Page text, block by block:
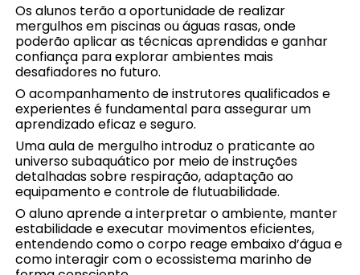
Os alunos terão a oportunidade de realizar
mergulhos em piscinas ou águas rasas, onde
poderão aplicar as técnicas aprendidas e ganhar
confiança para explorar ambientes mais
desafiadores no futuro.
O acompanhamento de instrutores qualificados e
experientes é fundamental para assegurar um
aprendizado eficaz e seguro.
Uma aula de mergulho introduz o praticante ao
universo subaquático por meio de instruções
detalhadas sobre respiração, adaptação ao
equipamento e controle de flutuabilidade.
O aluno aprende a interpretar o ambiente, manter
estabilidade e executar movimentos eficientes,
entendendo como o corpo reage embaixo d’água e
como interagir com o ecossistema marinho de